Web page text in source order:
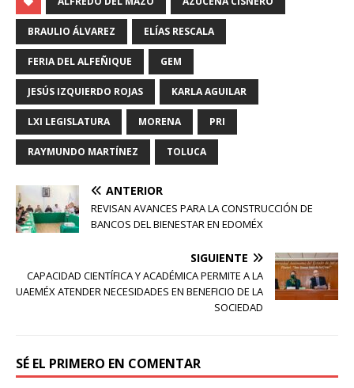
BRAULIO ÁLVAREZ ELÍAS RESCALA
FERIA DEL ALFEÑIQUE GEM
JESÚS IZQUIERDO ROJAS KARLA AGUILAR
LXI LEGISLATURA MORENA PRI
RAYMUNDO MARTÍNEZ TOLUCA
ANTERIOR
REVISAN AVANCES PARA LA CONSTRUCCIÓN DE
BANCOS DEL BIENESTAR EN EDOMÉX
SIGUIENTE
CAPACIDAD CIENTÍFICA Y ACADÉMICA PERMITE A LA
UAEMÉX ATENDER NECESIDADES EN BENEFICIO DE LA
SOCIEDAD
SÉ EL PRIMERO EN COMENTAR